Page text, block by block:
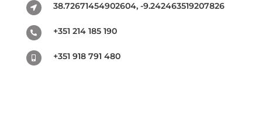
38.72671454902604, -9.242463519207826
+351 214 185 190
+351 918 791 480